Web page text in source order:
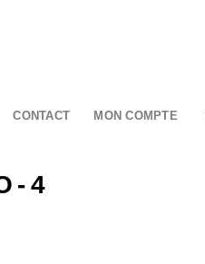
CONTACT MON COMPTE
4